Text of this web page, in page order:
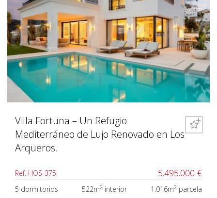
Villa Fortuna – Un Refugio
Mediterráneo de Lujo Renovado en Los
Arqueros.
Ref. HOS-375 5.495.000 €
5 dormitorios 522m2 interior 1.016m2 parcela